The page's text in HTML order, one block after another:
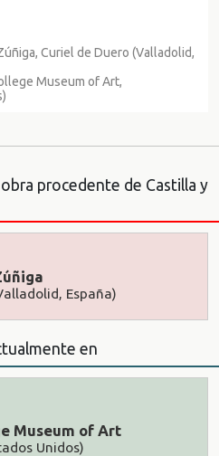
Curiel de Duero (Valladolid,
Museum of Art,
procedente de Castilla y
España)
en
Museum of Art
Unidos)